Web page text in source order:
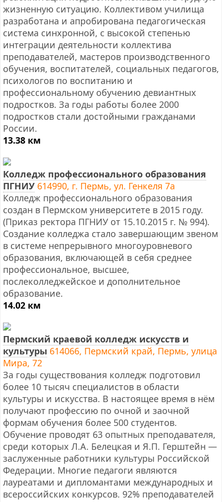
жизненную ситуацию. Коллективом училища
разработана и апробирована педагогическая
система синхронной, с высокой степенью
интеграции деятельности коллектива
преподавателей, мастеров производственного
обучения, воспитателей, социальных педагогов,
психологов по воспитанию и
профессиональному обучению девиантных
подростков. За годы работы более 2000
подростков стали достойными гражданами
России.
13.38 км
Колледж профессионального образования
ПГНИУ 614990, г. Пермь, ул. Генкеля 7а
Колледж профессионального образования
создан в Пермском университете в 2015 году.
(Приказ ректора ПГНИУ от 15.10.2015 г. № 994).
Создание колледжа стало завершающим звеном
в системе непрерывного многоуровневого
образования, включающей в себя среднее
профессиональное, высшее,
послеколледжейское и дополнительное
образование.
14.02 км
Пермский краевой колледж искусств и
культуры 614066, Пермский край, Пермь, улица
Мира, 72
За годы существования колледж подготовил
более 10 тысяч специалистов в области
культуры и искусства. В настоящее время в нём
получают профессию по очной и заочной
формам обучения более 500 студентов.
Обучение проводят 63 опытных преподавателя,
среди которых Л.А. Белецкая и Я.П. Герштейн —
заслуженные работники культуры Российской
Федерации. Многие педагоги являются
лауреатами и дипломантами международных и
всероссийских конкурсов. 92% преподавателей